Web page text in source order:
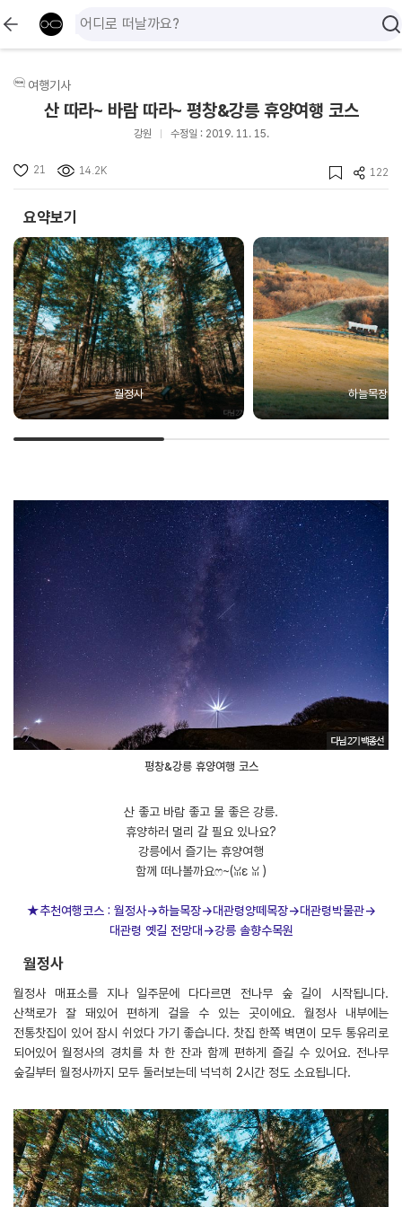
여행기사
산 따라~ 바람 따라~ 평창&강릉 휴양여행 코스
강원 수정일 : 2019. 11. 15.
21 14.2K 122
요약보기
월정사 하늘목장
평창&강릉 휴양여행 코스
산 좋고 바람 좋고 물 좋은 강릉.
휴양하러 멀리 갈 필요 있나요?
강릉에서 즐기는 휴양여행
함께 떠나볼까요ෆ~(ꈍε ꈍ )
★추천여행코스 : 월정사→하늘목장→대관령양떼목장→대관령박물관→
대관령 옛길 전망대→강릉 솔향수목원
월정사
월정사 매표소를 지나 일주문에 다다르면 전나무 숲 길이 시작됩니다.
산책로가 잘 돼있어 편하게 걸을 수 있는 곳이에요. 월정사 내부에는
전통찻집이 있어 잠시 쉬었다 가기 좋습니다. 찻집 한쪽 벽면이 모두 통유리로
되어있어 월정사의 경치를 차 한 잔과 함께 편하게 즐길 수 있어요. 전나무
숲길부터 월정사까지 모두 둘러보는데 넉넉히 2시간 정도 소요됩니다.